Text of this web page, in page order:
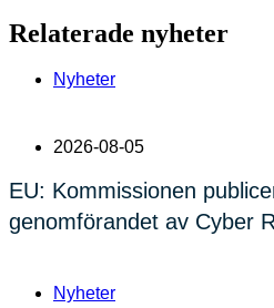
Relaterade nyheter
Nyheter
2026-08-05
EU: Kommissionen
genomförandet av Cyber
Nyheter